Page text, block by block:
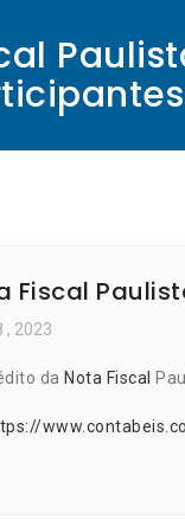
Fiscal
, 2023
da Nota Fiscal